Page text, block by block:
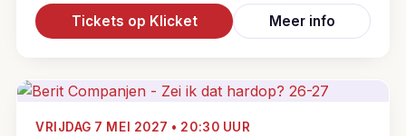
Tickets op Klicket Meer info
VRIJDAG 7 MEI 2027 • 20:30 UUR